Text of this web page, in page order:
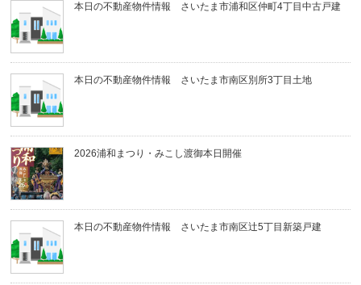
本日の不動産物件情報 さいたま市浦和区仲町4丁目中古戸建
本日の不動産物件情報 さいたま市南区別所3丁目土地
2026浦和まつり・みこし渡御本日開催
本日の不動産物件情報 さいたま市南区辻5丁目新築戸建